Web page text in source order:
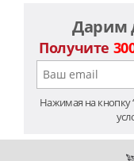
Дарим
Получите
Нажимая на